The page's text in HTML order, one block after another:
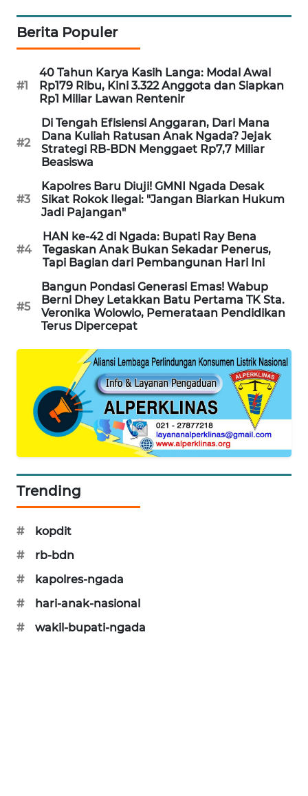
Berita Populer
#1
40 Tahun Karya Kasih Langa: Modal Awal
Rp179 Ribu, Kini 3.322 Anggota dan Siapkan
Rp1 Miliar Lawan Rentenir
#2
Di Tengah Efisiensi Anggaran, Dari Mana
Dana Kuliah Ratusan Anak Ngada? Jejak
Strategi RB-BDN Menggaet Rp7,7 Miliar
Beasiswa
#3
Kapolres Baru Diuji! GMNI Ngada Desak
Sikat Rokok Ilegal: "Jangan Biarkan Hukum
Jadi Pajangan"
#4
HAN ke-42 di Ngada: Bupati Ray Bena
Tegaskan Anak Bukan Sekadar Penerus,
Tapi Bagian dari Pembangunan Hari Ini
#5
Bangun Pondasi Generasi Emas! Wabup
Berni Dhey Letakkan Batu Pertama TK Sta.
Veronika Wolowio, Pemerataan Pendidikan
Terus Dipercepat
Trending
#
kopdit
#
rb-bdn
#
kapolres-ngada
#
hari-anak-nasional
#
wakil-bupati-ngada
NEWS
MARITIM
HUMBANG
NEWS
GARONGGANG
FISUELRI
ENERGI
CILEUNGSI
NEWS
BERAMPU
NEWS
NEWS
ID
NEWS
ASA